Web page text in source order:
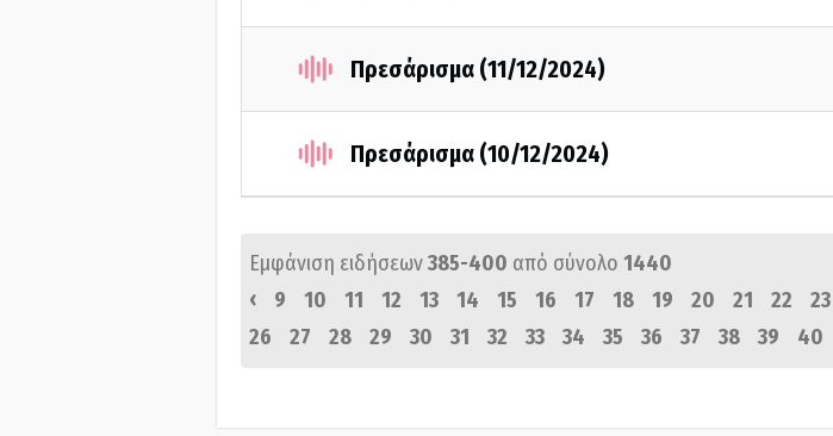
Πρεσάρισμα (11/12/2024)
Πρεσάρισμα (10/12/2024)
Εμφάνιση ειδήσεων385-400 από σύνολο 1440
‹
9 10 11 12 13 14 15 16 17 18 19 20 21 22 23
26
27 28 29 30 31 32 33 34 35 36 37 38 39 40